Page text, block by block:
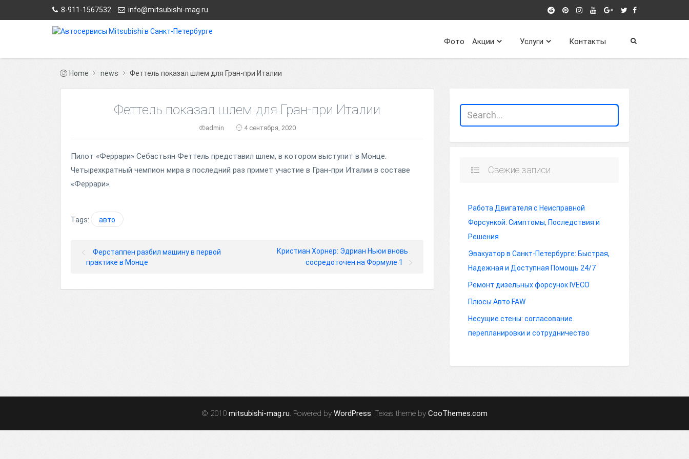
8-911-1567532 info@mitsubishi-mag.ru
Контакты
Услуги
Акции
Фото
Home news Феттель показал шлем для Гран-при Италии
Феттель показал шлем для Гран-при Италии
admin 4 сентября, 2020
Пилот «Феррари» Себастьян Феттель представил шлем, в котором выступит в Монце.
Четырехкратный чемпион мира в последний раз примет участие в Гран-при Италии в составе
«Феррари».
Tags: авто
Ферстаппен разбил машину в первой
практике в Монце
Кристиан Хорнер: Эдриан Ньюи вновь
сосредоточен на Формуле 1
Свежие записи
Работа Двигателя с Неисправной
Форсункой: Симптомы, Последствия и
Решения
Эвакуатор в Санкт-Петербурге: Быстрая,
Надежная и Доступная Помощь 24/7
Ремонт дизельных форсунок IVECO
Плюсы Авто FAW
Несущие стены: согласование
перепланировки и сотрудничество
© 2010 mitsubishi-mag.ru. Powered by WordPress. Texas theme by CooThemes.com